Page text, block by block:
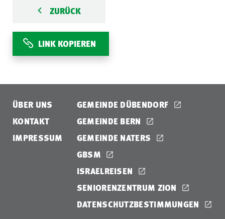
ZURÜCK
LINK KOPIEREN
ÜBER UNS
KONTAKT
IMPRESSUM
GEMEINDE DÜBENDORF
GEMEINDE BERN
GEMEINDE NATERS
GBSM
ISRAELREISEN
SENIORENZENTRUM ZION
DATENSCHUTZBESTIMMUNGEN